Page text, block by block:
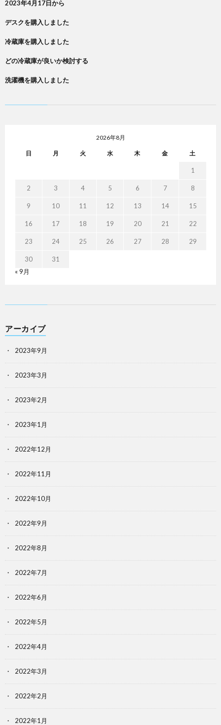
2023年4月17日から
デスクを購入しました
冷蔵庫を購入しました
どの冷蔵庫が良いか検討する
洗濯機を購入しました
2026年8月
日 月 火 水 木 金 土
1
2 3 4 5 6 7 8
9 10 11 12 13 14 15
16 17 18 19 20 21 22
23 24 25 26 27 28 29
30
31
« 9月
アーカイブ
2023年9月
2023年3月
2023年2月
2023年1月
2022年12月
2022年11月
2022年10月
2022年9月
2022年8月
2022年7月
2022年6月
2022年5月
2022年4月
2022年3月
2022年2月
2022年1月